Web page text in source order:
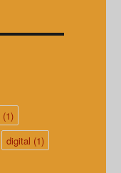
(1)
digital (1)